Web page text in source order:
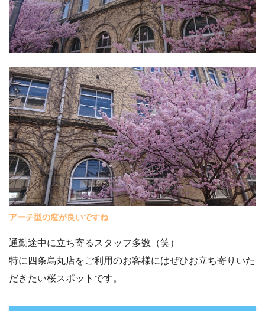
アーチ型の窓が良いですね
通勤途中に立ち寄るスタッフ多数（笑）
特に四条烏丸店をご利用のお客様にはぜひお立ち寄りいた
だきたい桜スポットです。